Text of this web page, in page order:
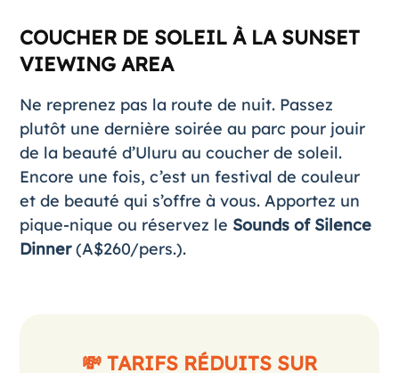
COUCHER DE SOLEIL À LA SUNSET
VIEWING AREA
Ne reprenez pas la route de nuit. Passez
plutôt une dernière soirée au parc pour jouir
de la beauté d’Uluru au coucher de soleil.
Encore une fois, c’est un festival de couleur
et de beauté qui s’offre à vous. Apportez un
pique-nique ou réservez le Sounds of Silence
Dinner(A$260/pers.).
💸 TARIFS RÉDUITS SUR